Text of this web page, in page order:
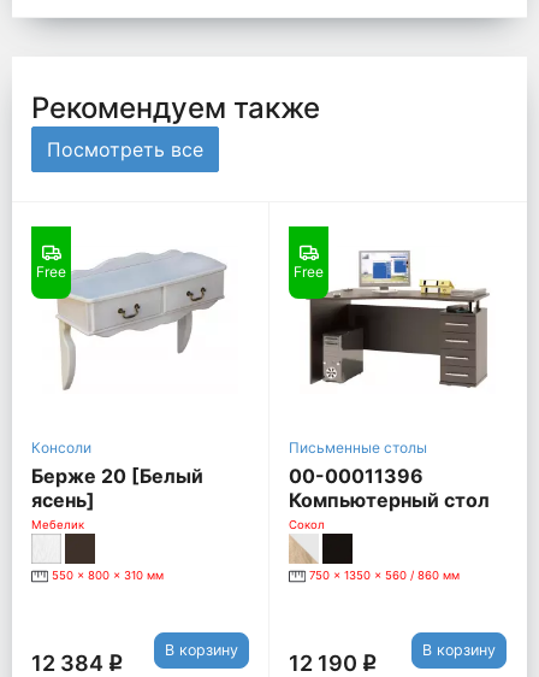
Рекомендуем также
Посмотреть все
Free
Консоли
Берже 20 [Белый
ясень]
Мебелик
550 x 800 x 310 мм
12 384 q
В корзину
Free
Письменные столы
00-00011396
Компьютерный стол
КСТ-104, Правый,
венге
Сокол
750 x 1350 x 560 / 860 мм
12 190 q
В корзину